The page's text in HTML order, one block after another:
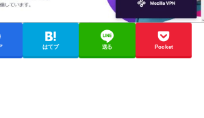
はてブ 送る Pocket